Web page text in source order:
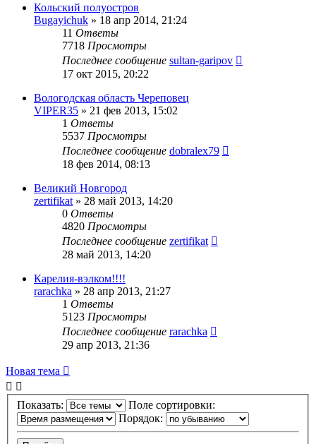
Кольский полуостров
Bugayichuk » 18 апр 2014, 21:24
11 Ответы
7718 Просмотры
Последнее сообщение sultan-garipov
17 окт 2015, 20:22
Вологодская область Череповец
VIPER35 » 21 фев 2013, 15:02
1 Ответы
5537 Просмотры
Последнее сообщение dobralex79
18 фев 2014, 08:13
Великий Новгород
zertifikat » 28 май 2013, 14:20
0 Ответы
4820 Просмотры
Последнее сообщение zertifikat
28 май 2013, 14:20
Карелия-вэлком!!!!
rarachka » 28 апр 2013, 21:27
1 Ответы
5123 Просмотры
Последнее сообщение rarachka
29 апр 2013, 21:36
Новая тема
Показать:
Поле сортировки:
Порядок: